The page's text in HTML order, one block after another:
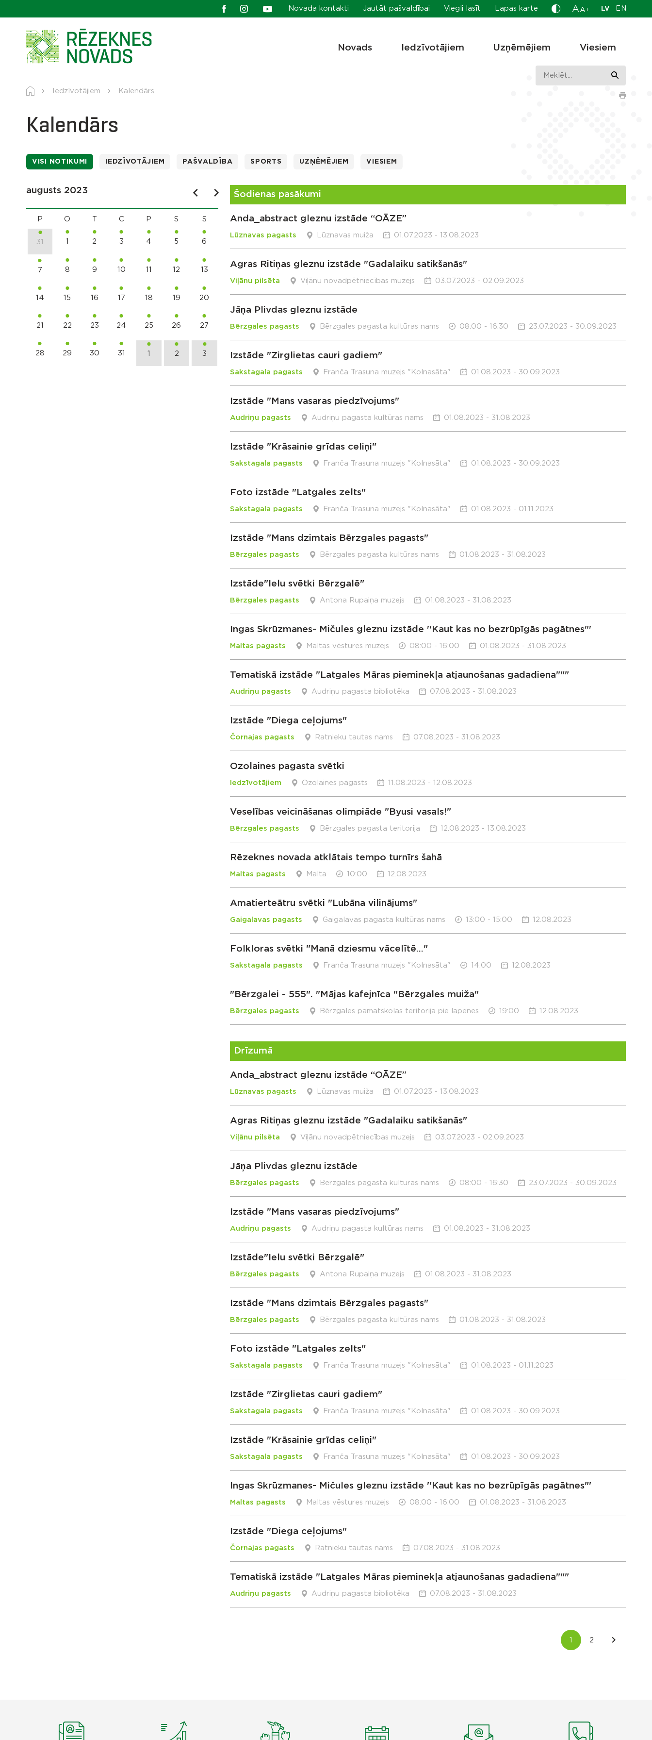
Novada kontakti Jautāt pašvaldībai Viegli lasīt Lapas karte A A+ LV EN
Novads Iedzīvotājiem Uzņēmējiem Viesiem
Iedzīvotājiem Kalendārs
Kalendārs
VISI NOTIKUMI IEDZĪVOTĀJIEM PAŠVALDĪBA SPORTS UZŅĒMĒJIEM VIESIEM
augusts 2023
P O C P S S
31 1 2 3 4 5 6
7 8 9 10 11 12 13
14 15 16 17 18 19 20
21 22 23 24 25 26 27
28 29 30 31 1 2 3
Šodienas pasākumi
Anda_abstract gleznu izstāde “OĀZE”
Lūznavas pagasts Lūznavas muiža 01.07.2023 - 13.08.2023
Agras Ritiņas gleznu izstāde "Gadalaiku satikšanās"
Viļānu pilsēta Viļānu novadpētniecības muzejs 03.07.2023 - 02.09.2023
Jāņa Plivdas gleznu izstāde
Bērzgales pagasts Bērzgales pagasta kultūras nams 08:00 - 16:30 23.07.2023 - 30.09.2023
Izstāde "Zirglietas cauri gadiem"
Sakstagala pagasts Franča Trasuna muzejs "Kolnasāta" 01.08.2023 - 30.09.2023
Izstāde "Mans vasaras piedzīvojums"
Audriņu pagasts Audriņu pagasta kultūras nams 01.08.2023 - 31.08.2023
Izstāde "Krāsainie grīdas celiņi"
Sakstagala pagasts Franča Trasuna muzejs "Kolnasāta" 01.08.2023 - 30.09.2023
Foto izstāde "Latgales zelts"
Sakstagala pagasts Franča Trasuna muzejs "Kolnasāta" 01.08.2023 - 01.11.2023
Izstāde "Mans dzimtais Bērzgales pagasts"
Bērzgales pagasts Bērzgales pagasta kultūras nams 01.08.2023 - 31.08.2023
Izstāde"Ielu svētki Bērzgalē"
Bērzgales pagasts Antona Rupaiņa muzejs 01.08.2023 - 31.08.2023
Ingas Skrūzmanes- Mičules gleznu izstāde ''Kaut kas no bezrūpīgās pagātnes"'
Maltas pagasts Maltas vēstures muzejs 08:00 - 16:00 01.08.2023 - 31.08.2023
Tematiskā izstāde "Latgales Māras pieminekļa atjaunošanas gadadiena"""
Audriņu pagasts Audriņu pagasta bibliotēka 07.08.2023 - 31.08.2023
Izstāde "Diega ceļojums"
Čornajas pagasts Ratnieku tautas nams 07.08.2023 - 31.08.2023
Ozolaines pagasta svētki
Iedzīvotājiem Ozolaines pagasts 11.08.2023 - 12.08.2023
Veselības veicināšanas olimpiāde "Byusi vasals!"
Bērzgales pagasts Bērzgales pagasta teritorija 12.08.2023 - 13.08.2023
Rēzeknes novada atklātais tempo turnīrs šahā
Maltas pagasts Malta 10:00 12.08.2023
Amatierteātru svētki "Lubāna vilinājums"
Gaigalavas pagasts Gaigalavas pagasta kultūras nams 13:00 - 15:00 12.08.2023
Folkloras svētki "Manā dziesmu vācelītē..."
Sakstagala pagasts Franča Trasuna muzejs "Kolnasāta" 14:00 12.08.2023
"Bērzgalei - 555". "Mājas kafejnīca "Bērzgales muiža"
Bērzgales pagasts Bērzgales pamatskolas teritorija pie lapenes 19:00 12.08.2023
Drīzumā
Anda_abstract gleznu izstāde “OĀZE”
Lūznavas pagasts Lūznavas muiža 01.07.2023 - 13.08.2023
Agras Ritiņas gleznu izstāde "Gadalaiku satikšanās"
Viļānu pilsēta Viļānu novadpētniecības muzejs 03.07.2023 - 02.09.2023
Jāņa Plivdas gleznu izstāde
Bērzgales pagasts Bērzgales pagasta kultūras nams 08:00 - 16:30 23.07.2023 - 30.09.2023
Izstāde "Mans vasaras piedzīvojums"
Audriņu pagasts Audriņu pagasta kultūras nams 01.08.2023 - 31.08.2023
Izstāde"Ielu svētki Bērzgalē"
Bērzgales pagasts Antona Rupaiņa muzejs 01.08.2023 - 31.08.2023
Izstāde "Mans dzimtais Bērzgales pagasts"
Bērzgales pagasts Bērzgales pagasta kultūras nams 01.08.2023 - 31.08.2023
Foto izstāde "Latgales zelts"
Sakstagala pagasts Franča Trasuna muzejs "Kolnasāta" 01.08.2023 - 01.11.2023
Izstāde "Zirglietas cauri gadiem"
Sakstagala pagasts Franča Trasuna muzejs "Kolnasāta" 01.08.2023 - 30.09.2023
Izstāde "Krāsainie grīdas celiņi"
Sakstagala pagasts Franča Trasuna muzejs "Kolnasāta" 01.08.2023 - 30.09.2023
Ingas Skrūzmanes- Mičules gleznu izstāde ''Kaut kas no bezrūpīgās pagātnes"'
Maltas pagasts Maltas vēstures muzejs 08:00 - 16:00 01.08.2023 - 31.08.2023
Izstāde "Diega ceļojums"
Čornajas pagasts Ratnieku tautas nams 07.08.2023 - 31.08.2023
Tematiskā izstāde "Latgales Māras pieminekļa atjaunošanas gadadiena"""
Audriņu pagasts Audriņu pagasta bibliotēka 07.08.2023 - 31.08.2023